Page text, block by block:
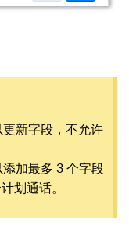
新字段，不允许
加最多 3 个字段
划通话。